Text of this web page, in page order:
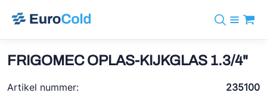
info@eurocold.nl
EN
Merken
Castel
Koudemiddelen
Downloads
FRIGOMEC OPLAS-KIJKGLAS 1.3/4"
Artikel nummer:
235100